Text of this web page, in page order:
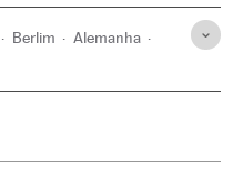
Berlim Alemanha